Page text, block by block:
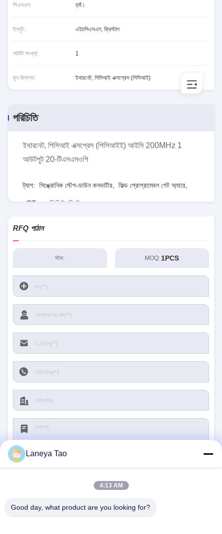
পিএলএল: হ্যাঁ।
ইনপুট: এইচসিএসএল, ক্রিস্টাল
সার্কিট সংখ্যা: 1
মূল উদ্দেশ্য: ইথারনেট, পিসিআই এক্সপ্রেস (পিসিআই)
পরিচিতি
ইথারনেট, পিসিআই এক্সপ্রেস (পিসিআইই) আইসি 200MHz 1
আউটপুট 20-টিএসএসওপি
ট্যাগ: সিঙ্ক্রোনিক স্টেপ-ডাউন কনভার্টার ফিল্ড প্রোগ্রামেবল গেট অ্যারে
RT৮০৭৭জিকিউডব্লিউ
RFQ পাঠান
স্টক: MOQ: 1PCS
জমা দিন
Laneya Tao
4:13 AM
Good day, what product are you looking for?